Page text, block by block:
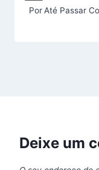
PorAté Passar
Deixe um